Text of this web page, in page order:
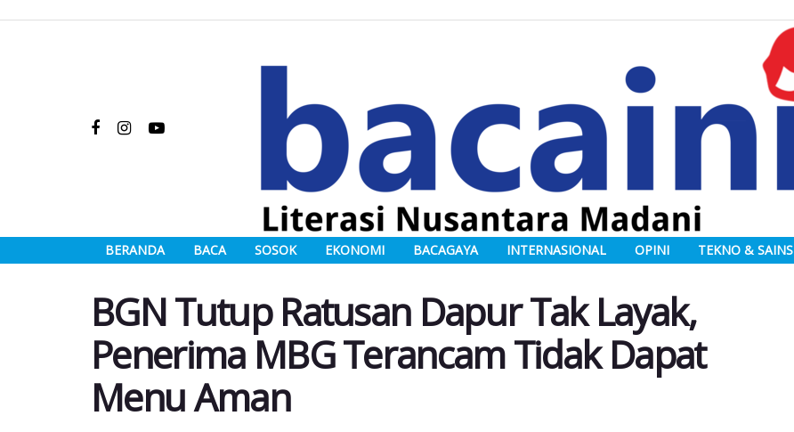
BERANDA BACA SOSOK EKONOMI BACAGAYA INTERNASIONAL OPINI TEKNO & SAINS
BGN Tutup Ratusan Dapur Tak Layak,
Penerima MBG Terancam Tidak Dapat
Menu Aman